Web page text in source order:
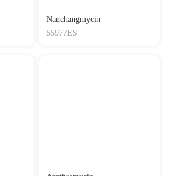
Nanchangmycin
55977ES